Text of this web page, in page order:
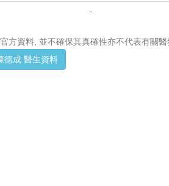
-
方資料, 並不確保其真確性亦不代表有關
德成 醫生資料